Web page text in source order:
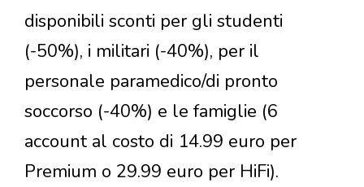
disponibili sconti per gli studenti
(-50%), i militari (-40%), per il
personale paramedico/di pronto
soccorso (-40%) e le famiglie (6
account al costo di 14.99 euro per
Premium o 29.99 euro per HiFi).